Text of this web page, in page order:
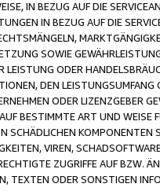
IN BEZUG AUF DIE
IN BEZUG AUF DIE
SOWIE
LEISTUNG ODER
DEN
ODER LIZENZGEBER
BESTIMMTE ART UND
SCHÄDLICHEN
VIREN,
ZUGRIFFE AUF BZW.
TEXTEN ODER SONSTIGEN